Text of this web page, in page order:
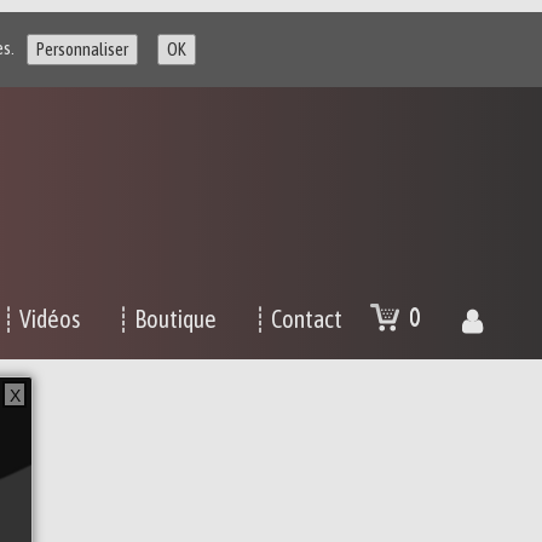
Personnaliser OK
┊ Vidéos ┊ Boutique ┊ Contact 0
X